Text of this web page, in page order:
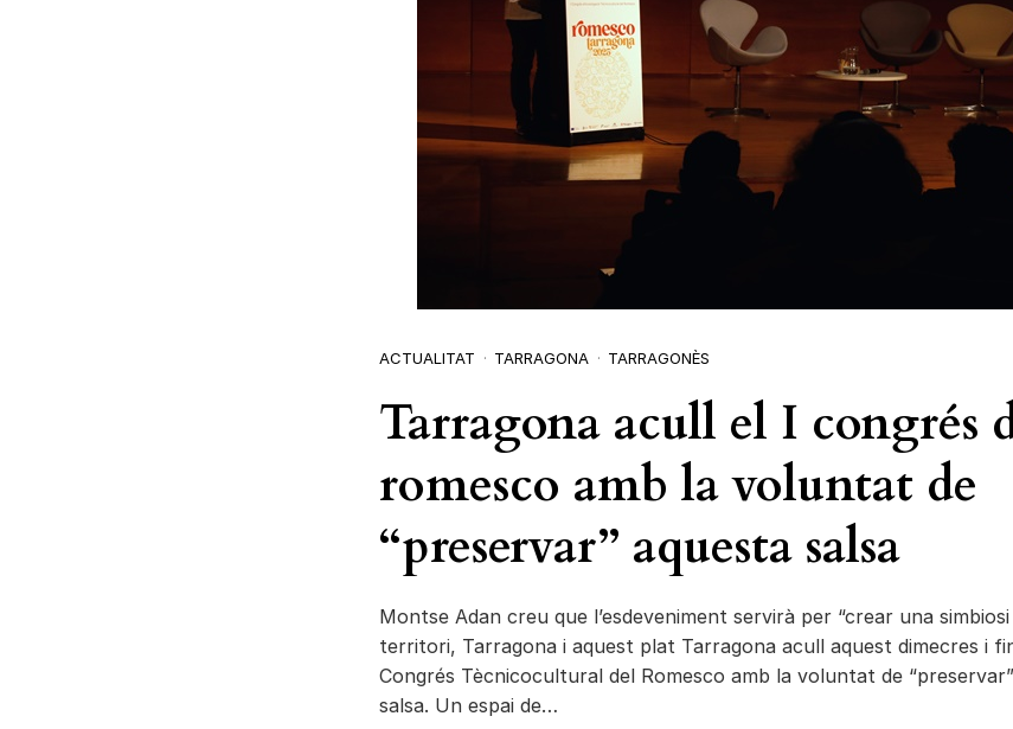
ACTUALITAT TARRAGONA TARRAGONÈS
Tarragona acull el I congrés
romesco amb la voluntat de
“preservar” aquesta salsa
Montse Adan creu que l’esdeveniment servirà per “crear una
territori, Tarragona i aquest plat Tarragona acull aquest dimecres i
Congrés Tècnicocultural del Romesco amb la voluntat de
salsa. Un espai de…